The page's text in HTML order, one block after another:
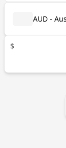
AUD -
$